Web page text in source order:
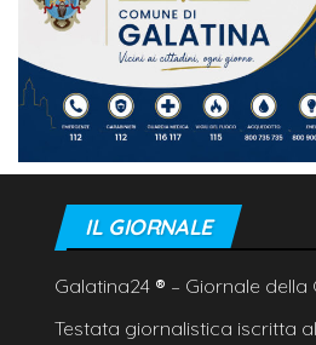
IL GIORNALE
Galatina24 ® – Giornale della
Testata giornalistica iscritta